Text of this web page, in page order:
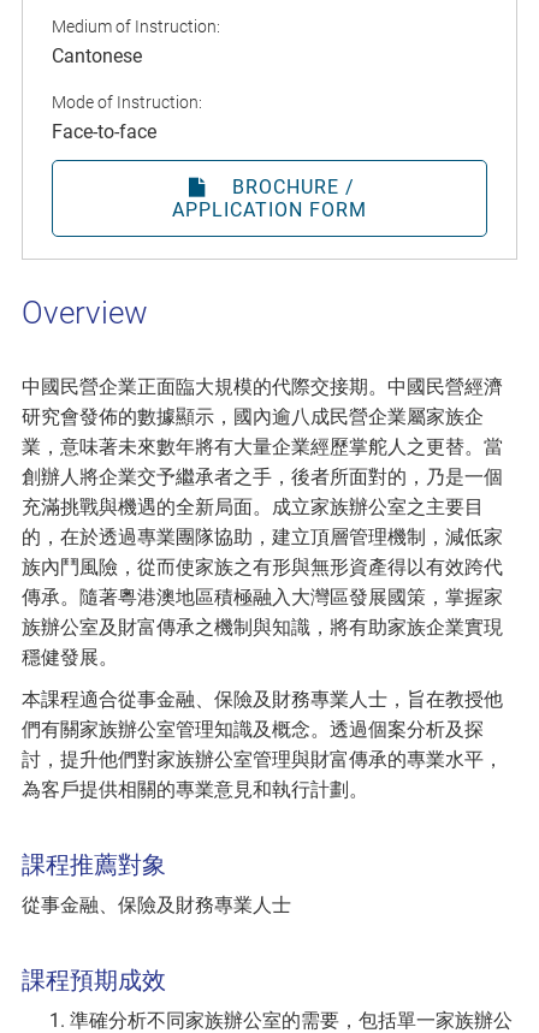
Overview
中國民營企業正面臨大規模的代際交接期。中國民營經濟
研究會發佈的數據顯示，國內逾八成民營企業屬家族企
業，意味著未來數年將有大量企業經歷掌舵人之更替。當
創辦人將企業交予繼承者之手，後者所面對的，乃是一個
充滿挑戰與機遇的全新局面。成立家族辦公室之主要目
的，在於透過專業團隊協助，建立頂層管理機制，減低家
族內鬥風險，從而使家族之有形與無形資產得以有效跨代
傳承。隨著粵港澳地區積極融入大灣區發展國策，掌握家
族辦公室及財富傳承之機制與知識，將有助家族企業實現
穩健發展。
本課程適合從事金融、保險及財務專業人士，旨在教授他
們有關家族辦公室管理知識及概念。透過個案分析及探
討，提升他們對家族辦公室管理與財富傳承的專業水平，
為客戶提供相關的專業意見和執行計劃。
課程推薦對象
從事金融、保險及財務專業人士
課程預期成效
準確分析不同家族辦公室的需要，包括單一家族辦公
Medium of Instruction:
Cantonese
Mode of Instruction:
Face-to-face
BROCHURE /
APPLICATION FORM